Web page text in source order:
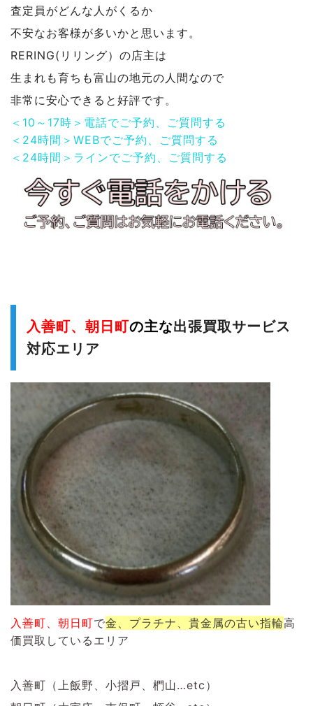
査定員がどんな人がくるか
不安なお客様が多いかと思います。
RERING(リリング）の店主は
生まれも育ちも富山の地元の人間なので
非常に安心できると好評です。
＜10～17時＞電話でご予約、ご質問する
＜24時間＞WEBでご予約、ご質問する
＜24時間＞ラインでご予約、ご質問する
入善町、朝日町の主な出張買取サービス
対応エリア
入善町、朝日町で金、プラチナ、貴金属の古い指輪高
価買取しているエリア
入善町（上飯野、小摺戸、椚山…etc）